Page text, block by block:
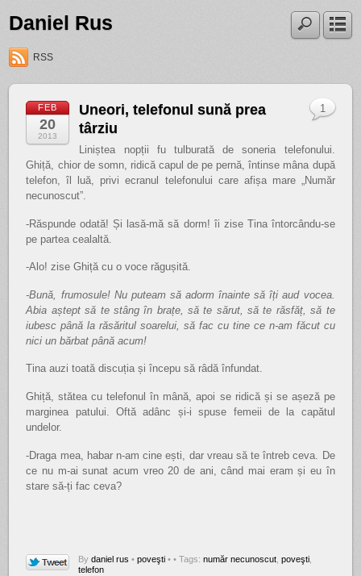
Daniel Rus
RSS
FEB
20
2013
Uneori, telefonul sună prea
târziu
Liniștea nopții fu tulburată de soneria telefonului.
Ghiță, chior de somn, ridică capul de pe pernă, întinse mâna după
telefon, îl luă, privi ecranul telefonului care afișa mare „Număr
necunoscut”.
-Răspunde odată! Și lasă-mă să dorm! îi zise Tina întorcându-se
pe partea cealaltă.
-Alo! zise Ghiță cu o voce răgușită.
-Bună, frumosule! Nu puteam să adorm înainte să îți aud vocea.
Abia aștept să te stâng în brațe, să te sărut, să te răsfăț, să te
iubesc până la răsăritul soarelui, să fac cu tine ce n-am făcut cu
nici un bărbat până acum!
Tina auzi toată discuția și începu să râdă înfundat.
Ghiță, stătea cu telefonul în mână, apoi se ridică și se așeză pe
marginea patului. Oftă adânc și-i spuse femeii de la capătul
undelor.
-Draga mea, habar n-am cine ești, dar vreau să te întreb ceva. De
ce nu m-ai sunat acum vreo 20 de ani, când mai eram și eu în
stare să-ți fac ceva?
Bydaniel rus • poveşti •
1
• Tags:număr necunoscut ,poveşti
telefon